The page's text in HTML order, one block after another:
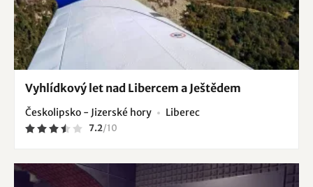
Vyhlídkový let nad Libercem a Ještědem
Českolipsko - Jizerské hory Liberec
7.2/10